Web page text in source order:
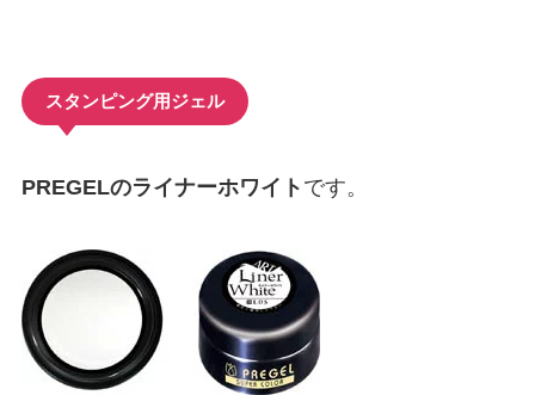
スタンピング用ジェル
PREGELのライナーホワイト です。